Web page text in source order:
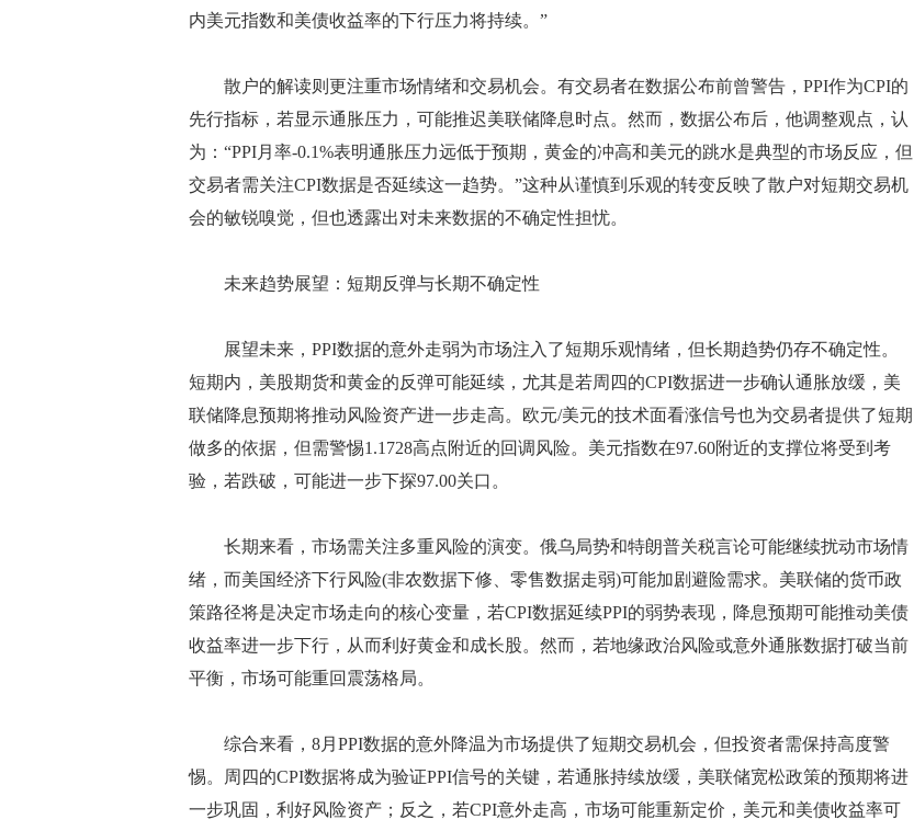
内美元指数和美债收益率的下行压力将持续。”
散户的解读则更注重市场情绪和交易机会。有交易者在数据公布前曾警告，PPI作为CPI的
先行指标，若显示通胀压力，可能推迟美联储降息时点。然而，数据公布后，他调整观点，认
为：“PPI月率-0.1%表明通胀压力远低于预期，黄金的冲高和美元的跳水是典型的市场反应，但
交易者需关注CPI数据是否延续这一趋势。”这种从谨慎到乐观的转变反映了散户对短期交易机
会的敏锐嗅觉，但也透露出对未来数据的不确定性担忧。
未来趋势展望：短期反弹与长期不确定性
展望未来，PPI数据的意外走弱为市场注入了短期乐观情绪，但长期趋势仍存不确定性。
短期内，美股期货和黄金的反弹可能延续，尤其是若周四的CPI数据进一步确认通胀放缓，美
联储降息预期将推动风险资产进一步走高。欧元/美元的技术面看涨信号也为交易者提供了短期
做多的依据，但需警惕1.1728高点附近的回调风险。美元指数在97.60附近的支撑位将受到考
验，若跌破，可能进一步下探97.00关口。
长期来看，市场需关注多重风险的演变。俄乌局势和特朗普关税言论可能继续扰动市场情
绪，而美国经济下行风险(非农数据下修、零售数据走弱)可能加剧避险需求。美联储的货币政
策路径将是决定市场走向的核心变量，若CPI数据延续PPI的弱势表现，降息预期可能推动美债
收益率进一步下行，从而利好黄金和成长股。然而，若地缘政治风险或意外通胀数据打破当前
平衡，市场可能重回震荡格局。
综合来看，8月PPI数据的意外降温为市场提供了短期交易机会，但投资者需保持高度警
惕。周四的CPI数据将成为验证PPI信号的关键，若通胀持续放缓，美联储宽松政策的预期将进
一步巩固，利好风险资产；反之，若CPI意外走高，市场可能重新定价，美元和美债收益率可